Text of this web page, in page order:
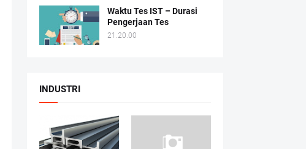
Waktu Tes IST – Durasi
Pengerjaan Tes
21.20.00
INDUSTRI